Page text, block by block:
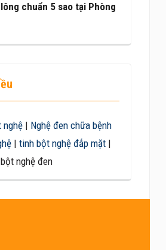
chuẩn 5 sao tại Phòng
nghệ| Nghệ đen chữa bệnh
| tinh bột nghệ đắp mặt|
nghệ đen